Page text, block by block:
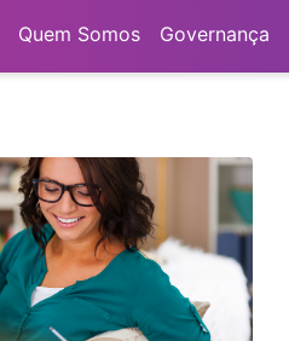
Quem Somos Governança
Posts tagged "renda fixa"